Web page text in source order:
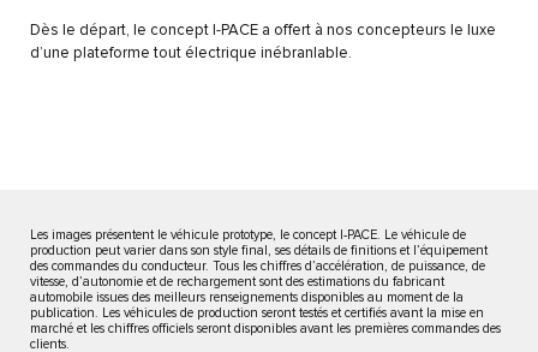
Dès le départ, le concept I-PACE a offert à nos concepteurs le luxe
d’une plateforme tout électrique inébranlable.
Les images présentent le véhicule prototype, le concept I-PACE. Le véhicule de
production peut varier dans son style final, ses détails de finitions et l’équipement
des commandes du conducteur. Tous les chiffres d’accélération, de puissance, de
vitesse, d’autonomie et de rechargement sont des estimations du fabricant
automobile issues des meilleurs renseignements disponibles au moment de la
publication. Les véhicules de production seront testés et certifiés avant la mise en
marché et les chiffres officiels seront disponibles avant les premières commandes des
clients.